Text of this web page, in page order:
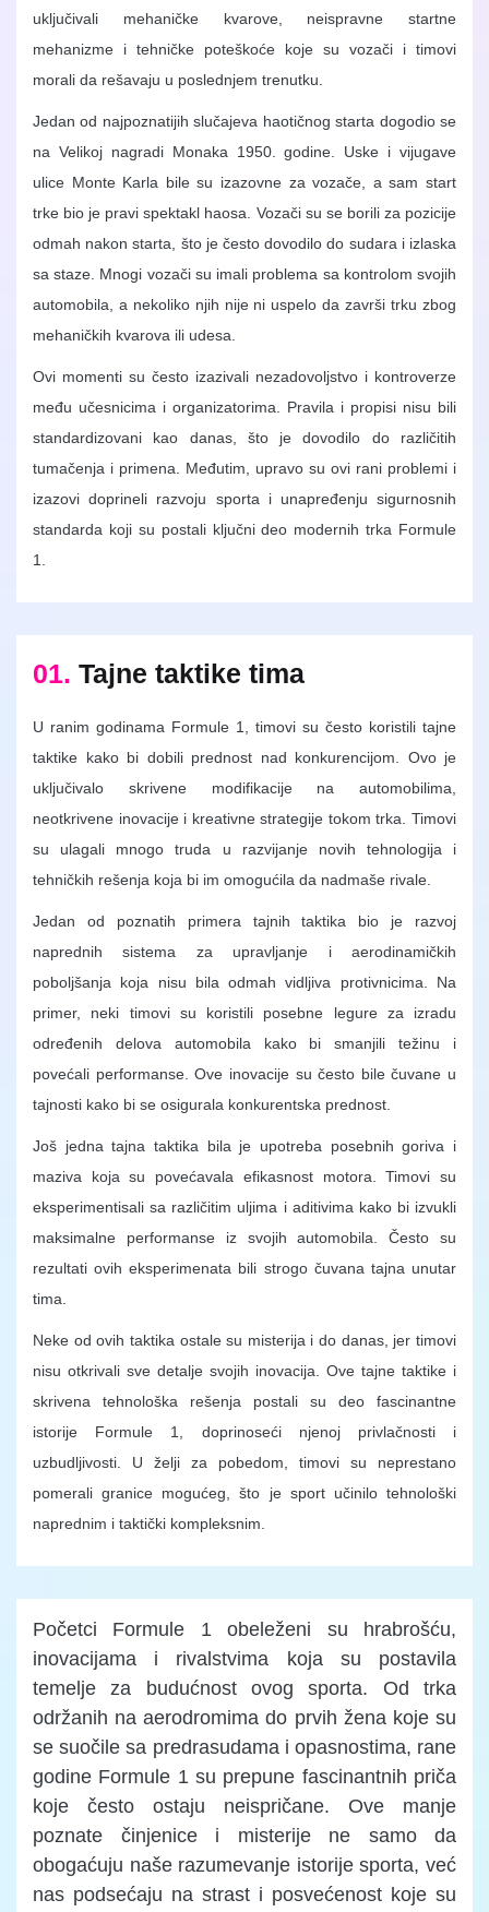
uključivali mehaničke kvarove, neispravne startne
mehanizme i tehničke poteškoće koje su vozači i timovi
morali da rešavaju u poslednjem trenutku.
Jedan od najpoznatijih slučajeva haotičnog starta dogodio se
na Velikoj nagradi Monaka 1950. godine. Uske i vijugave
ulice Monte Karla bile su izazovne za vozače, a sam start
trke bio je pravi spektakl haosa. Vozači su se borili za pozicije
odmah nakon starta, što je često dovodilo do sudara i izlaska
sa staze. Mnogi vozači su imali problema sa kontrolom svojih
automobila, a nekoliko njih nije ni uspelo da završi trku zbog
mehaničkih kvarova ili udesa.
Ovi momenti su često izazivali nezadovoljstvo i kontroverze
među učesnicima i organizatorima. Pravila i propisi nisu bili
standardizovani kao danas, što je dovodilo do različitih
tumačenja i primena. Međutim, upravo su ovi rani problemi i
izazovi doprineli razvoju sporta i unapređenju sigurnosnih
standarda koji su postali ključni deo modernih trka Formule
1.
01. Tajne taktike tima
U ranim godinama Formule 1, timovi su često koristili tajne
taktike kako bi dobili prednost nad konkurencijom. Ovo je
uključivalo skrivene modifikacije na automobilima,
neotkrivene inovacije i kreativne strategije tokom trka. Timovi
su ulagali mnogo truda u razvijanje novih tehnologija i
tehničkih rešenja koja bi im omogućila da nadmaše rivale.
Jedan od poznatih primera tajnih taktika bio je razvoj
naprednih sistema za upravljanje i aerodinamičkih
poboljšanja koja nisu bila odmah vidljiva protivnicima. Na
primer, neki timovi su koristili posebne legure za izradu
određenih delova automobila kako bi smanjili težinu i
povećali performanse. Ove inovacije su često bile čuvane u
tajnosti kako bi se osigurala konkurentska prednost.
Još jedna tajna taktika bila je upotreba posebnih goriva i
maziva koja su povećavala efikasnost motora. Timovi su
eksperimentisali sa različitim uljima i aditivima kako bi izvukli
maksimalne performanse iz svojih automobila. Često su
rezultati ovih eksperimenata bili strogo čuvana tajna unutar
tima.
Neke od ovih taktika ostale su misterija i do danas, jer timovi
nisu otkrivali sve detalje svojih inovacija. Ove tajne taktike i
skrivena tehnološka rešenja postali su deo fascinantne
istorije Formule 1, doprinoseći njenoj privlačnosti i
uzbudljivosti. U želji za pobedom, timovi su neprestano
pomerali granice mogućeg, što je sport učinilo tehnološki
naprednim i taktički kompleksnim.
Početci Formule 1 obeleženi su hrabrošću,
inovacijama i rivalstvima koja su postavila
temelje za budućnost ovog sporta. Od trka
održanih na aerodromima do prvih žena koje su
se suočile sa predrasudama i opasnostima, rane
godine Formule 1 su prepune fascinantnih priča
koje često ostaju neispričane. Ove manje
poznate činjenice i misterije ne samo da
obogaćuju naše razumevanje istorije sporta, već
nas podsećaju na strast i posvećenost koje su